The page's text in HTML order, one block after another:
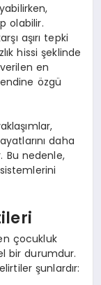
olabilir.
aşırı tepki
hissi şeklinde
en
özgü
daha
Bu nedenle,
çocukluk
bir durumdur.
şunlardır: